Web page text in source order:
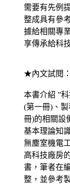
需要有先例
整成具有參
據給相關專
享傳承給科
★內文試閱：
本書介紹 ”
(第一冊)、
冊)的相關設
基本理論知
無塵室機電
高科技廠房
書，筆者在
整，並參考